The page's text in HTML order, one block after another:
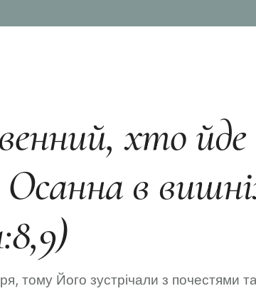
хто йде
Осанна в
тому Його зустрічали з почестями